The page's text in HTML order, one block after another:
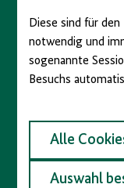
Diese sind für
notwendig und
sogenannte
Besuchs
Alle
Auswahl